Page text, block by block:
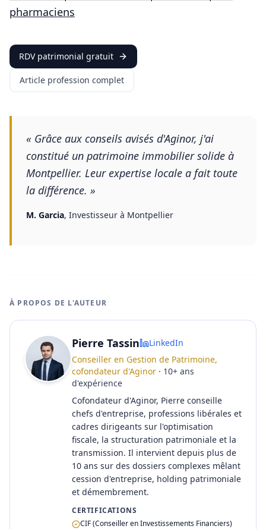
pharmaciens
RDV patrimonial gratuit
Article profession complet
« Grâce aux conseils avisés d'Aginor, j'ai
constitué un patrimoine immobilier solide à
Montpellier. Leur expertise locale a fait toute
la différence. »
M. Garcia, Investisseur à Montpellier
À PROPOS DE L'AUTEUR
Pierre Tassin
LinkedIn
Conseiller en Gestion de Patrimoine,
cofondateur d'Aginor · 10+ ans
d'expérience
Cofondateur d'Aginor, Pierre conseille
chefs d'entreprise, professions libérales et
cadres dirigeants sur l'optimisation
fiscale, la structuration patrimoniale et la
transmission. Il intervient depuis plus de
10 ans sur des dossiers complexes mêlant
cession d'entreprise, holding patrimoniale
et démembrement.
CERTIFICATIONS
CIF (Conseiller en Investissements Financiers)